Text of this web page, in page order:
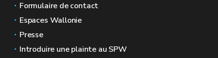
Formulaire de contact
Espaces Wallonie
Presse
Introduire une plainte au SPW